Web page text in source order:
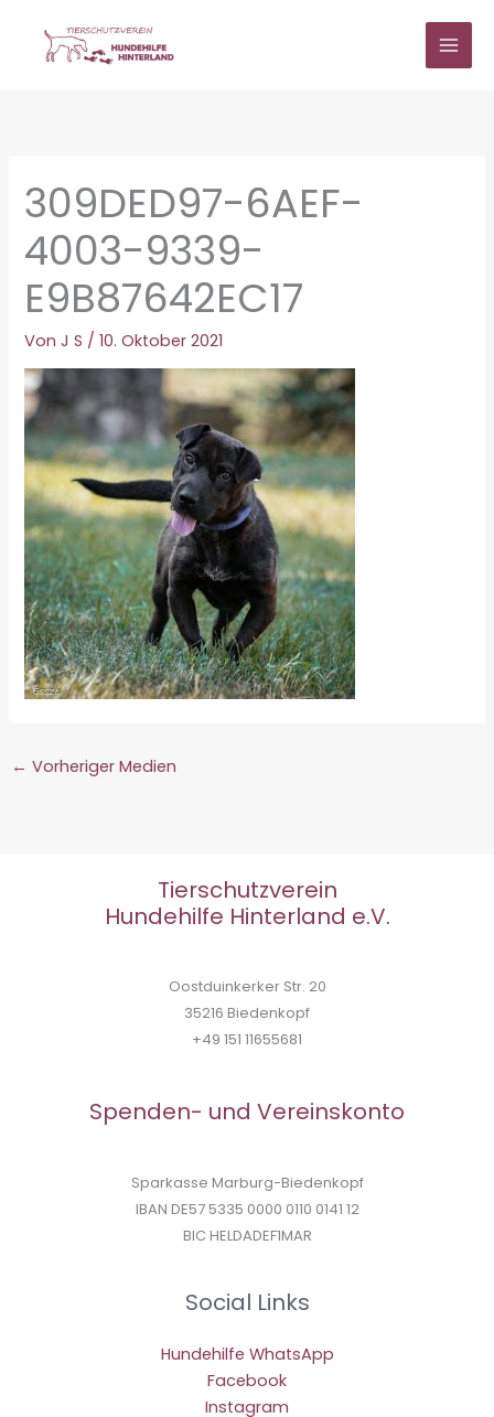
springen
309DED97-6AEF-
4003-9339-
E9B87642EC17
VonJ S /10. Oktober 2021
← Vorheriger Medien
Tierschutzverein
Hundehilfe Hinterland e.V.
Oostduinkerker Str. 20
35216 Biedenkopf
+49 151 11655681
Spenden- und Vereinskonto
Sparkasse Marburg-Biedenkopf
IBAN DE57 5335 0000 0110 0141 12
BIC HELDADEF1MAR
Social Links
Hundehilfe WhatsApp
Facebook
Instagram